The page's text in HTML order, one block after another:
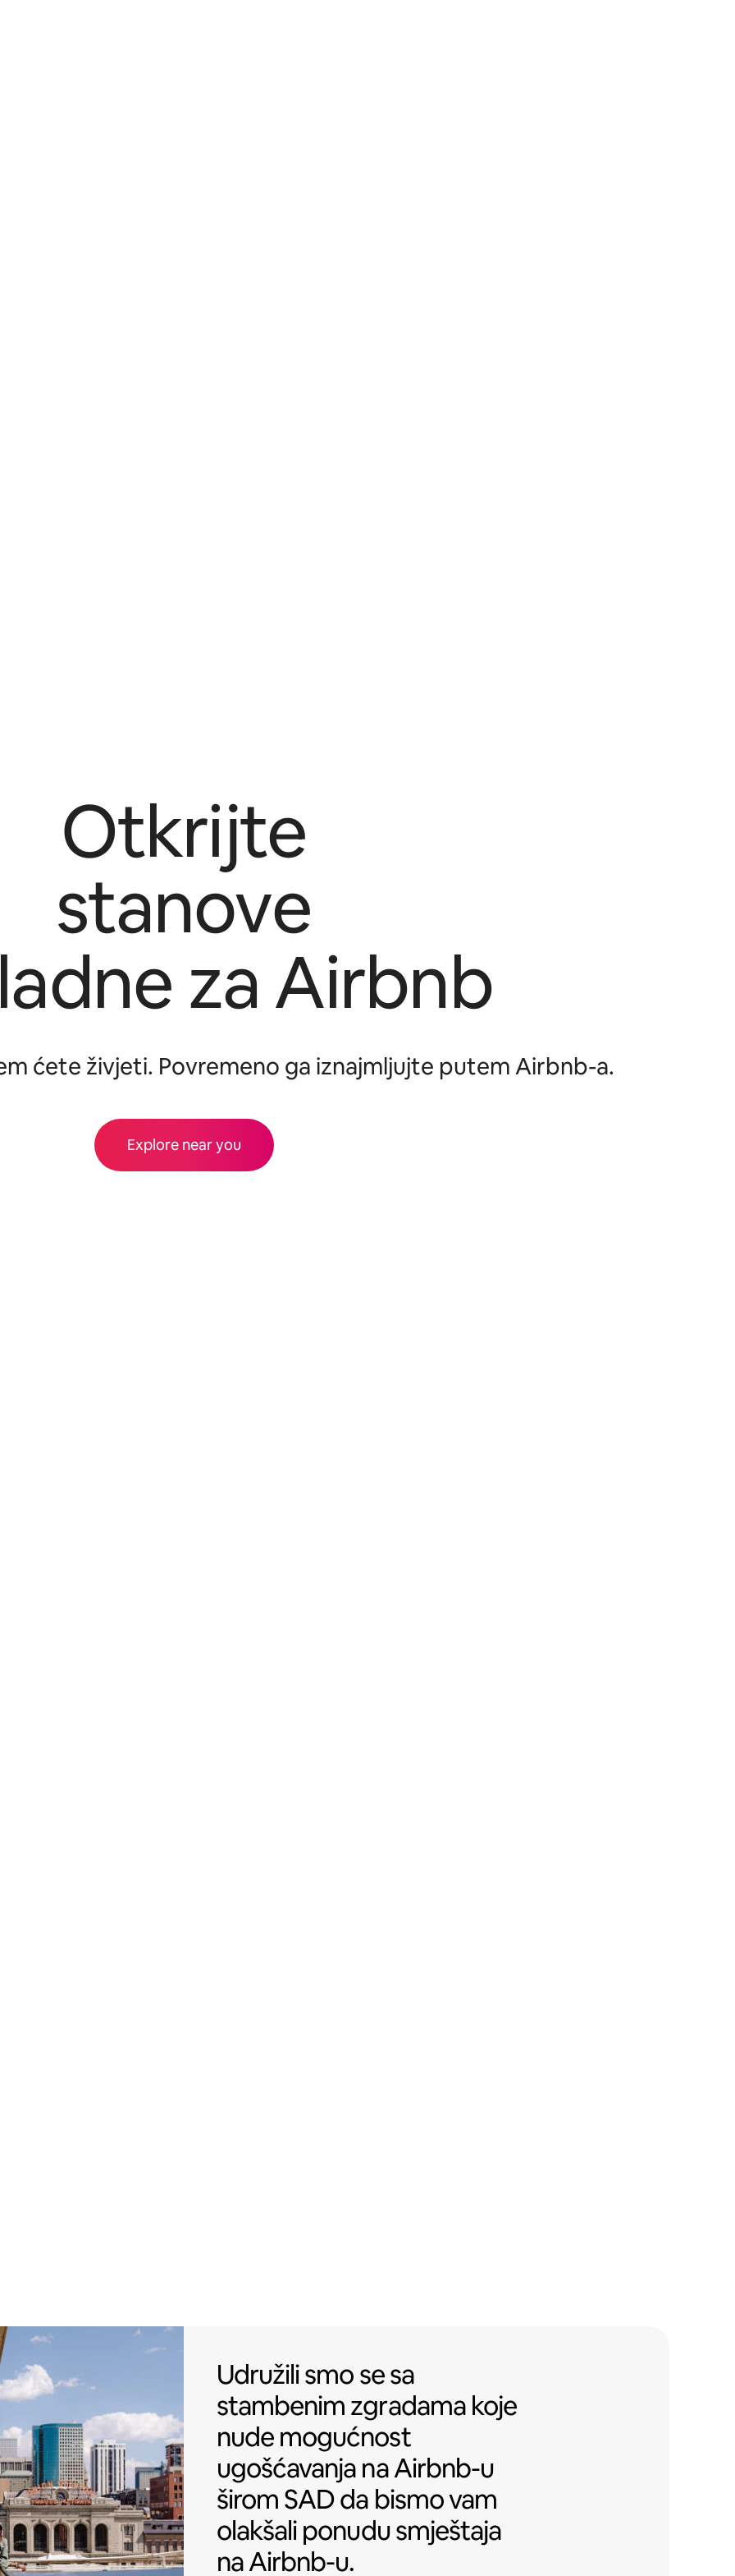
Otkrijte
stanove
za Airbnb
ćete živjeti. Povremeno ga iznajmljujte putem Airbnb-a.
Explore near you
Udružili smo se sa stambenim zgradama
Udružili smo sesa
stambenim zgradama koje
nude mogućnost
ugošćavanja na Airbnb-u
širom SAD da bismo vam
olakšali ponudu smještaja
na Airbnb-u.